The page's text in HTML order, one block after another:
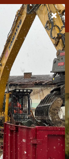
LaCarte sur
Play Store
pour suivre vos